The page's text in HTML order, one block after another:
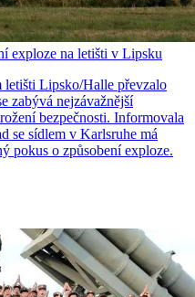
exploze na letišti v Lipsku
letišti Lipsko/Halle převzalo
zabývá nejzávažnější
bezpečnosti. Informovala
se sídlem v Karlsruhe má
pokus o způsobení exploze.